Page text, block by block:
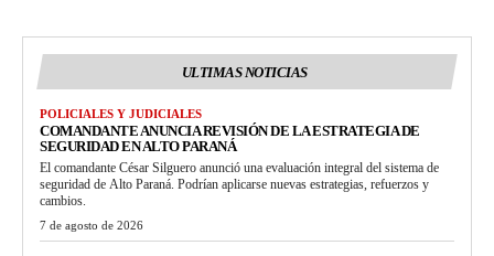
ULTIMAS NOTICIAS
POLICIALES Y JUDICIALES
COMANDANTE ANUNCIA REVISIÓN DE LA ESTRATEGIA DE
SEGURIDAD EN ALTO PARANÁ
El comandante César Silguero anunció una evaluación integral del sistema de
seguridad de Alto Paraná. Podrían aplicarse nuevas estrategias, refuerzos y
cambios.
7 de agosto de 2026